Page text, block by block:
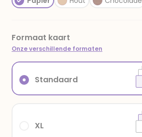
Formaat kaart
Onze verschillende formaten
XL
Standaard